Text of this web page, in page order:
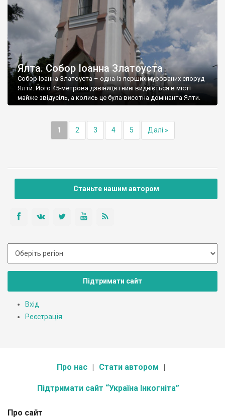
Ялта. Собор Іоанна Златоуста
Собор Іоанна Златоуста – одна із перших мурованих споруд
Ялти. Його 45-метрова дзвіниця і нині видніється в місті
майже звідусіль, а колись це була висотна домінанта Ялти.
1 2 3 4 5 Далі »
Станьте нашим автором
Підтримати сайт
Вхід
Реєстрація
Про нас Стати автором
Підтримати сайт “Україна Інкогніта”
Про сайт